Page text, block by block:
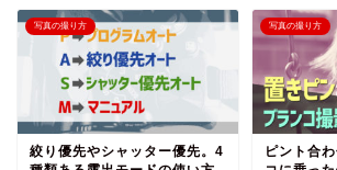
写真の撮り方
絞り優先やシャッター優先。4
写真の撮り方
ピント合